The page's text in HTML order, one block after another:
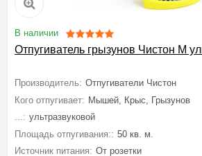
В наличии
Отпугиватель грызунов Чистон М
Производитель: Отпугиватели Чистон
Кого отпугивает: Мышей, Крыс, Грызунов
...: ультразвуковой
Площадь отпугивания:: 50 кв. м.
Источник питания: От розетки